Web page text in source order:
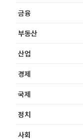
금융
부동산
산업
경제
국제
정치
사회